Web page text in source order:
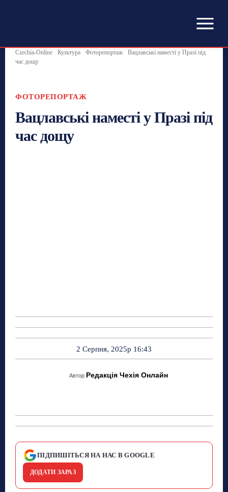
Czechia-Online Культура Фоторепортаж
Вацлавські наместі у Празі під
час дощу
ФОТОРЕПОРТАЖ
Вацлавські наместі у Празі під
час дощу
2 Серпня, 2025р 16:43
Автор Редакція Чехія Онлайн
ПІДПИШІТЬСЯ НА НАС В GOOGLE
ДОДАТИ ЗАРАЗ